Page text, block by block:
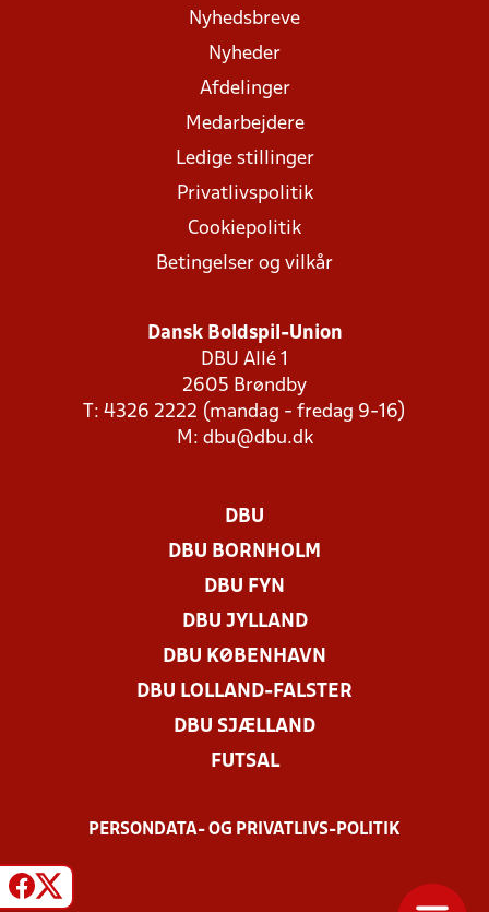
Nyhedsbreve
Nyheder
Afdelinger
Medarbejdere
Ledige stillinger
Privatlivspolitik
Cookiepolitik
Betingelser og vilkår
Dansk Boldspil-Union
DBU Allé 1
2605 Brøndby
T: 4326 2222 (mandag - fredag 9-16)
M: dbu@dbu.dk
DBU
DBU BORNHOLM
DBU FYN
DBU JYLLAND
DBU KØBENHAVN
DBU LOLLAND-FALSTER
DBU SJÆLLAND
FUTSAL
PERSONDATA- OG PRIVATLIVS-POLITIK